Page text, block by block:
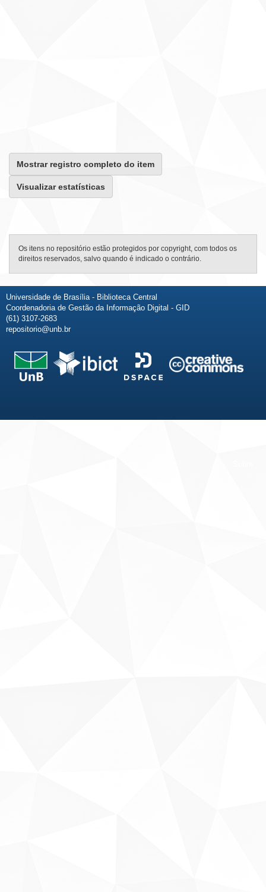
Mostrar registro completo do item
Visualizar estatísticas
Os itens no repositório estão protegidos por copyright, com todos os
direitos reservados, salvo quando é indicado o contrário.
Universidade de Brasília - Biblioteca Central
Coordenadoria de Gestão da Informação Digital - GID
(61) 3107-2683
repositorio@unb.br